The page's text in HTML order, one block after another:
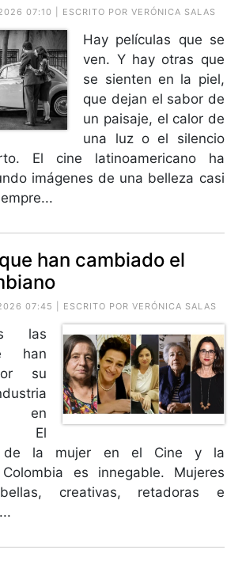
07:10 | ESCRITO POR VERÓNICA SALAS
Hay películas que se
ven. Y hay otras que
se sienten en la piel,
que dejan el sabor de
un paisaje, el calor de
una luz o el silencio
El cine latinoamericano ha
imágenes de una belleza casi
han cambiado el
07:45 | ESCRITO POR VERÓNICA SALAS
las
han
su
en
El
de la mujer en el Cine y la
es innegable. Mujeres
creativas, retadoras e